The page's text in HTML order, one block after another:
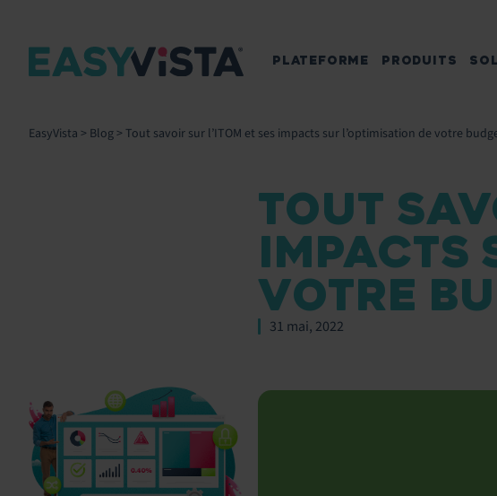
PLATEFORME PRODUITS
EasyVista > Blog> Tout savoir sur l’ITOM et ses impacts sur l’optimisation de votre
TOUT
IMPACTS
VOTRE
31 mai, 2022